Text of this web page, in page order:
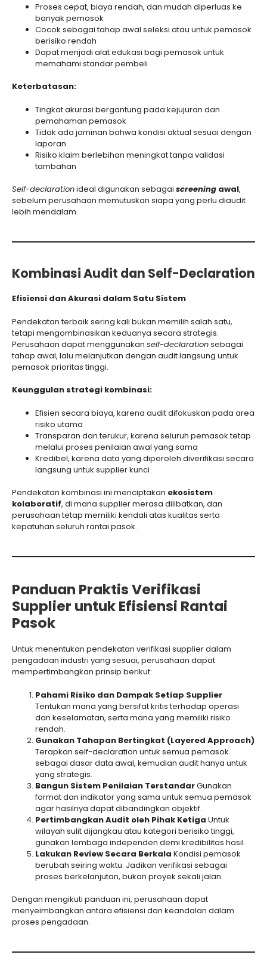
Proses cepat, biaya rendah, dan mudah diperluas ke
banyak pemasok
Cocok sebagai tahap awal seleksi atau untuk pemasok
berisiko rendah
Dapat menjadi alat edukasi bagi pemasok untuk
memahami standar pembeli
Keterbatasan:
Tingkat akurasi bergantung pada kejujuran dan
pemahaman pemasok
Tidak ada jaminan bahwa kondisi aktual sesuai dengan
laporan
Risiko klaim berlebihan meningkat tanpa validasi
tambahan
Self-declarationideal digunakan sebagai screening awal,
sebelum perusahaan memutuskan siapa yang perlu diaudit
lebih mendalam.
Kombinasi Audit dan Self-Declaration
Efisiensi dan Akurasi dalam Satu Sistem
Pendekatan terbaik sering kali bukan memilih salah satu,
tetapi mengombinasikan keduanya secara strategis.
Perusahaan dapat menggunakan self-declarationsebagai
tahap awal, lalu melanjutkan dengan audit langsung untuk
pemasok prioritas tinggi.
Keunggulan strategi kombinasi:
Efisien secara biaya, karena audit difokuskan pada area
risiko utama
Transparan dan terukur, karena seluruh pemasok tetap
melalui proses penilaian awal yang sama
Kredibel, karena data yang diperoleh diverifikasi secara
langsung untuk supplier kunci
Pendekatan kombinasi ini menciptakan ekosistem
kolaboratif, di mana supplier merasa dilibatkan, dan
perusahaan tetap memiliki kendali atas kualitas serta
kepatuhan seluruh rantai pasok.
Panduan Praktis Verifikasi
Supplier untuk Efisiensi Rantai
Pasok
Untuk menentukan pendekatan verifikasi supplier dalam
pengadaan industri yang sesuai, perusahaan dapat
mempertimbangkan prinsip berikut:
Pahami Risiko dan Dampak Setiap Supplier
Tentukan mana yang bersifat kritis terhadap operasi
dan keselamatan, serta mana yang memiliki risiko
rendah.
Gunakan Tahapan Bertingkat (Layered Approach)
Terapkan self-declaration untuk semua pemasok
sebagai dasar data awal, kemudian audit hanya untuk
yang strategis.
Bangun Sistem Penilaian TerstandarGunakan
format dan indikator yang sama untuk semua pemasok
agar hasilnya dapat dibandingkan objektif.
Pertimbangkan Audit oleh Pihak Ketiga Untuk
wilayah sulit dijangkau atau kategori berisiko tinggi,
gunakan lembaga independen demi kredibilitas hasil.
Lakukan Review Secara Berkala Kondisi pemasok
berubah seiring waktu. Jadikan verifikasi sebagai
proses berkelanjutan, bukan proyek sekali jalan.
Dengan mengikuti panduan ini, perusahaan dapat
menyeimbangkan antara efisiensi dan keandalan dalam
proses pengadaan.